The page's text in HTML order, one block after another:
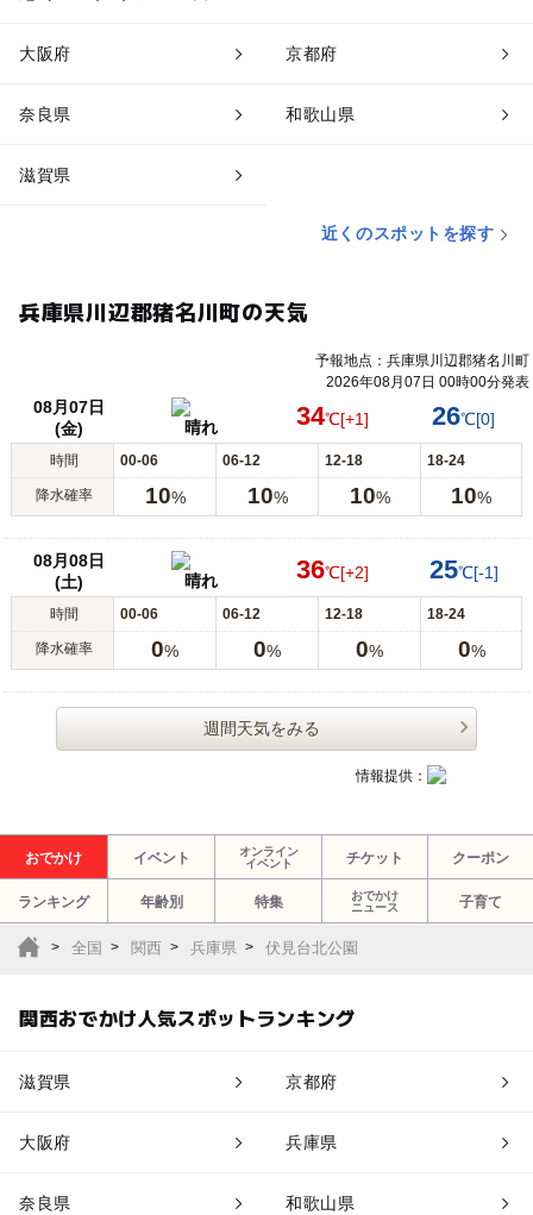
大阪府 京都府
奈良県 和歌山県
滋賀県
近くのスポットを探す
兵庫県川辺郡猪名川町の天気
予報地点：兵庫県川辺郡猪名川町
2026年08月07日 00時00分発表
08月07日
(金)
晴れ 34℃[+1] 26℃[0]
時間 00-06 06-12 12-18 18-24
降水確率 10% 10% 10% 10%
08月08日
(土)
晴れ 36℃[+2] 25℃[-1]
時間 00-06 06-12 12-18 18-24
降水確率 0% 0% 0% 0%
週間天気をみる
情報提供：
おでかけ イベント
オンライン
イベント
チケット クーポン
ランキング 年齢別 特集
おでかけ
ニュース
子育て
全国 関西 兵庫県 伏見台北公園
関西おでかけ人気スポットランキング
滋賀県 京都府
大阪府 兵庫県
奈良県 和歌山県